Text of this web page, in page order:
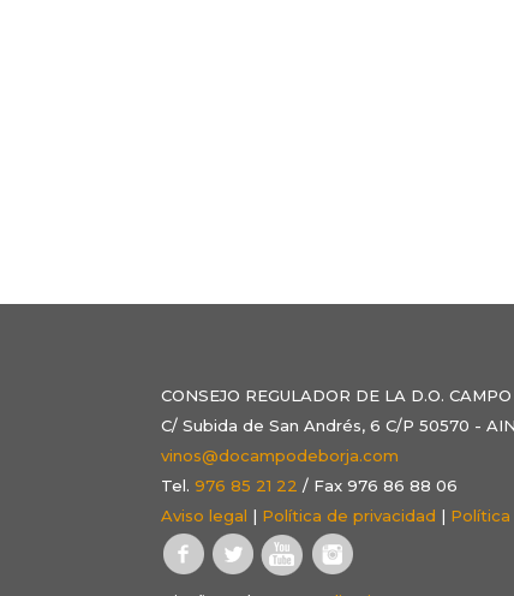
CONSEJO REGULADOR DE LA D.O.
C/ Subida de San Andrés, 6 C/P 50570 -
vinos@docampodeborja.com
Tel.976 85 21 22 / Fax 976 86 88 06
Aviso legal | Política de privacidad |